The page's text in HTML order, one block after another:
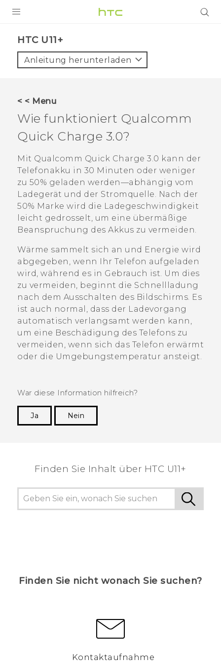
VIVE
VIVERSE
UNTERSTÜTZUNG
HTC-Geräte und Zubehör
HTC U11+‎
Anleitung herunterladen
< < Menu
Wie funktioniert Qualcomm
Quick Charge 3.0?
Mit Qualcomm Quick Charge 3.0 kann der
Telefonakku in 30 Minuten oder weniger
zu 50% geladen werden—abhängig vom
Ladegerät und der Stromquelle. Nach der
50% Marke wird die Ladegeschwindigkeit
leicht gedrosselt, um eine übermäßige
Beanspruchung des Akkus zu vermeiden.
Wärme sammelt sich an und Energie wird
abgegeben, wenn Ihr Telefon aufgeladen
wird, während es in Gebrauch ist. Um dies
zu vermeiden, beginnt die Schnellladung
nach dem Ausschalten des Bildschirms. Es
ist auch normal, dass der Ladevorgang
automatisch verlangsamt werden kann,
um eine Beschädigung des Telefons zu
vermeiden, wenn sich das Telefon erwärmt
oder die Umgebungstemperatur ansteigt.
War diese Information hilfreich?
Ja
Nein
Finden Sie Inhalt über‎ HTC U11+
Finden Sie nicht wonach Sie suchen?
Kontaktaufnahme